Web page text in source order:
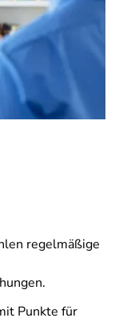
regelmäßige
Punkte für